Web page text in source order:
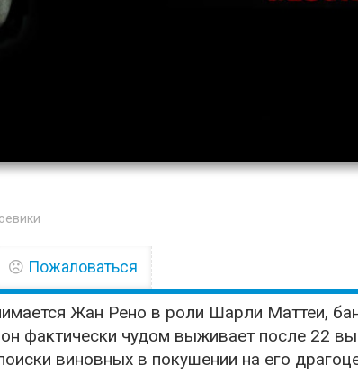
Пожаловаться
Жан Рено в роли Шарли Маттеи,
он фактически чудом выживает после 22
виновных в покушении на его